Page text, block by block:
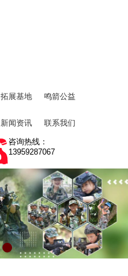
拓展基地 鸣箭公益
新闻资讯 联系我们
咨询热线：
13959287067